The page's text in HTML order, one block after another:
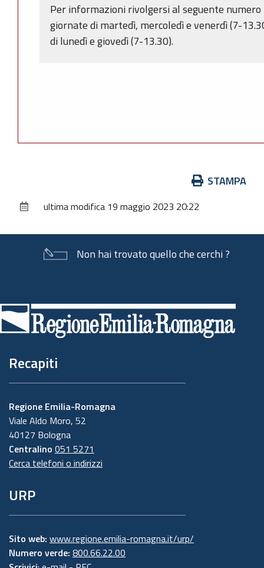
Per informazioni rivolgersi al seguente
giornate di martedì, mercoledì e venerdì (7-
di lunedì e giovedì (7-13.30).
documento
STAMPA
ultima modifica 19 maggio 2023 20:22
Non hai trovato quello che cerchi ?
di
pagina
Recapiti
Regione Emilia-Romagna
Viale Aldo Moro, 52
40127 Bologna
Centralino 051 5271
Cerca telefoni o indirizzi
URP
Sito web: www.regione.emilia-romagna.it/urp/
Numero verde: 800.66.22.00